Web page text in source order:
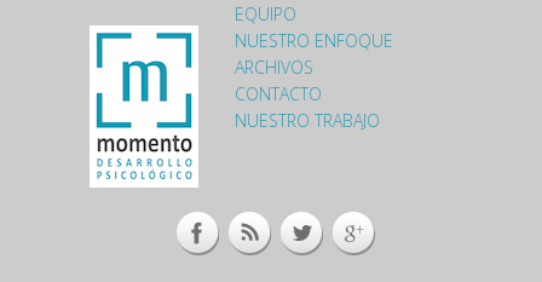
LOGO-MOMENTO-
FOOTER.PNG
EQUIPO
NUESTRO ENFOQUE
ARCHIVOS
CONTACTO
NUESTRO TRABAJO